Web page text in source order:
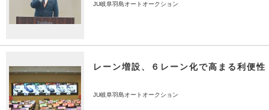
JU岐阜羽島オートオークション
レーン増設、６レーン化で高まる利便性
JU岐阜羽島オートオークション